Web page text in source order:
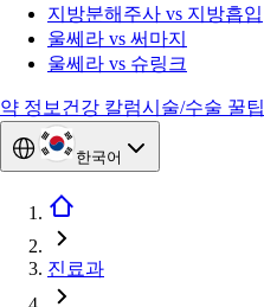
지방분해주사 vs 지방흡입
울쎄라 vs 써마지
울쎄라 vs 슈링크
약 정보 건강 칼럼시술/수술 꿀팁
한국어
진료과